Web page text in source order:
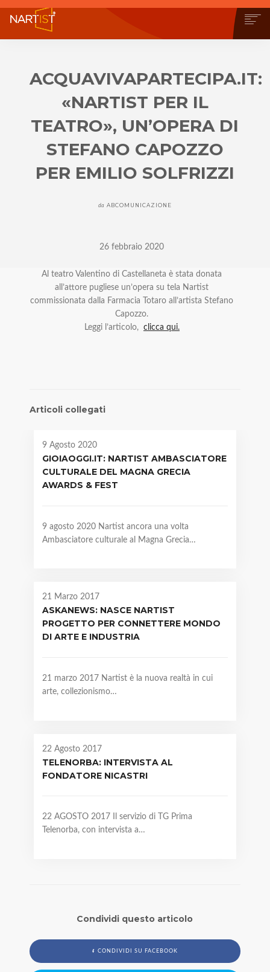
COMMUNITY
ACQUAVIVAPARTECIPA.IT:
«NARTIST PER IL
TEATRO», UN’OPERA DI
STEFANO CAPOZZO
PER EMILIO SOLFRIZZI
da ABCOMUNICAZIONE
26 febbraio 2020
Al teatro Valentino di Castellaneta è stata donata
all’attore pugliese un’opera su tela Nartist
commissionata dalla Farmacia Totaro all’artista Stefano
Capozzo.
Leggi l’articolo, clicca qui.
Articoli collegati
9 Agosto 2020
GIOIAOGGI.IT: NARTIST AMBASCIATORE
CULTURALE DEL MAGNA GRECIA
AWARDS & FEST
9 agosto 2020 Nartist ancora una volta
Ambasciatore culturale al Magna Grecia…
21 Marzo 2017
ASKANEWS: NASCE NARTIST
PROGETTO PER CONNETTERE MONDO
DI ARTE E INDUSTRIA
21 marzo 2017 Nartist è la nuova realtà in cui
arte, collezionismo…
22 Agosto 2017
TELENORBA: INTERVISTA AL
FONDATORE NICASTRI
22 AGOSTO 2017 Il servizio di TG Prima
Telenorba, con intervista a…
Condividi questo articolo
CONDIVIDI SU FACEBOOK